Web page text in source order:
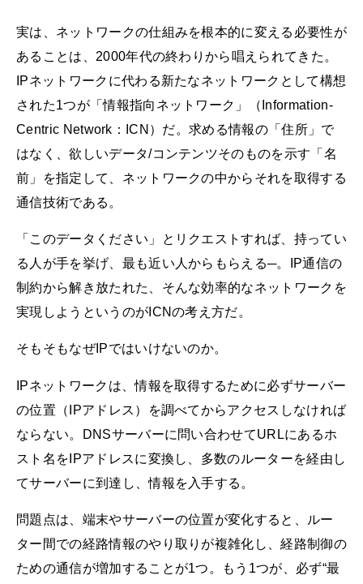
実は、ネットワークの仕組みを根本的に変える必要性が
あることは、2000年代の終わりから唱えられてきた。
IPネットワークに代わる新たなネットワークとして構想
された1つが「情報指向ネットワーク」（Information-
Centric Network：ICN）だ。求める情報の「住所」で
はなく、欲しいデータ/コンテンツそのものを示す「名
前」を指定して、ネットワークの中からそれを取得する
通信技術である。
「このデータください」とリクエストすれば、持ってい
る人が手を挙げ、最も近い人からもらえる─。IP通信の
制約から解き放たれた、そんな効率的なネットワークを
実現しようというのがICNの考え方だ。
そもそもなぜIPではいけないのか。
IPネットワークは、情報を取得するために必ずサーバー
の位置（IPアドレス）を調べてからアクセスしなければ
ならない。DNSサーバーに問い合わせてURLにあるホ
スト名をIPアドレスに変換し、多数のルーターを経由し
てサーバーに到達し、情報を入手する。
問題点は、端末やサーバーの位置が変化すると、ルー
ター間での経路情報のやり取りが複雑化し、経路制御の
ための通信が増加することが1つ。もう1つが、必ず“最